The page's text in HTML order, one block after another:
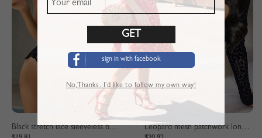
Black stretch lace sleeveless bodysuit Leopard mesh patchwork long sleeve bodysuit
sign in with facebook
No,Thanks. I’d like to follow my own way!